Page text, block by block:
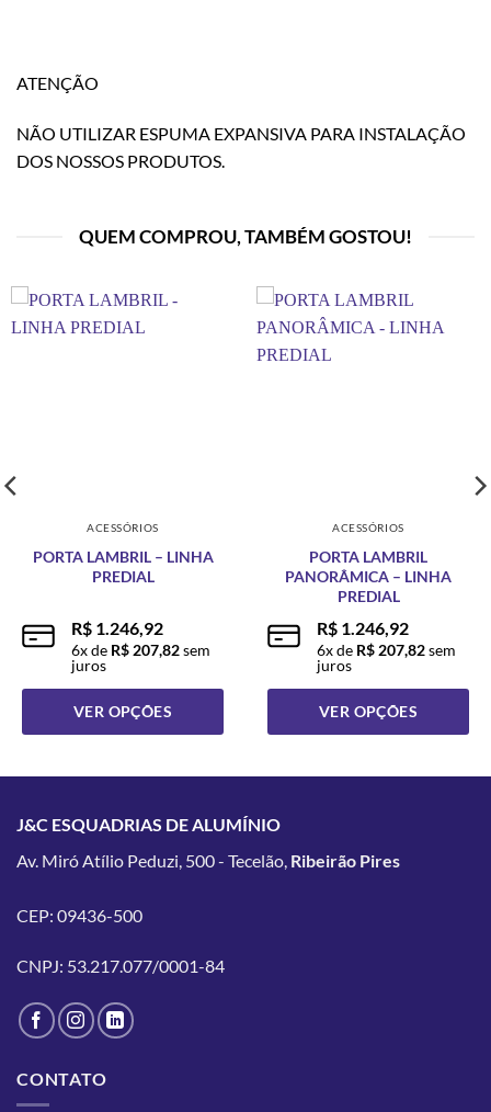
ATENÇÃO
NÃO UTILIZAR ESPUMA EXPANSIVA PARA INSTALAÇÃO
DOS NOSSOS PRODUTOS.
QUEM COMPROU, TAMBÉM GOSTOU!
ACESSÓRIOS
PORTA LAMBRIL – LINHA
PREDIAL
R$1.246,92
6x de R$207,82sem
juros
VER OPÇÕES
variantes.
As
na
do
ACESSÓRIOS
PORTA LAMBRIL
PANORÂMICA – LINHA
PREDIAL
R$1.246,92
6x de R$207,82sem
juros
VER OPÇÕES
As
J&C ESQUADRIAS DE ALUMÍNIO
Av. Miró Atílio Peduzi, 500 - Tecelão, Ribeirão Pires
CEP: 09436-500
CNPJ: 53.217.077/0001-84
CONTATO